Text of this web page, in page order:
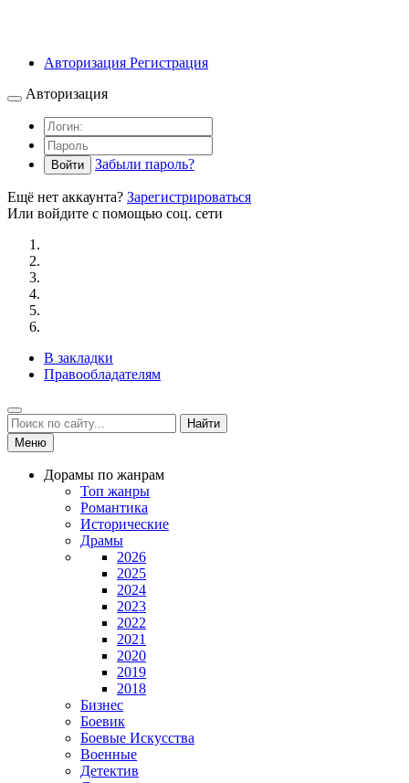
Авторизация Регистрация
Авторизация
Войти Забыли пароль?
Ещё нет аккаунта? Зарегистрироваться
Или войдите с помощью соц. сети
В закладки
Правообладателям
Найти
Меню
Дорамы по жанрам
Топ жанры
Романтика
Исторические
Драмы
2026
2025
2024
2023
2022
2021
2020
2019
2018
Бизнес
Боевик
Боевые Искусства
Военные
Детектив